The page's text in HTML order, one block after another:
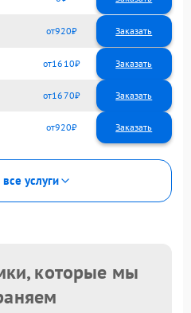
920
1610
1670
920
услуги
которые мы